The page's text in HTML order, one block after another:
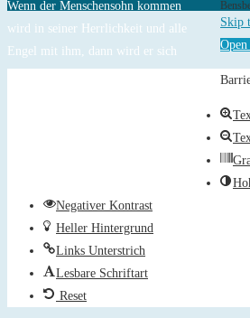
Wenn der Menschensohn kommen
wird in seiner Herrlichkeit und alle
Engel mit ihm, dann wird er sich
Skip
Negativer Kontrast
Heller Hintergrund
Links Unterstrich
Lesbare Schriftart
Reset